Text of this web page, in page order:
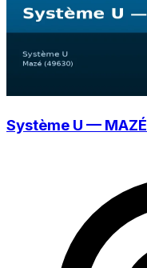
Système U — MAZÉ